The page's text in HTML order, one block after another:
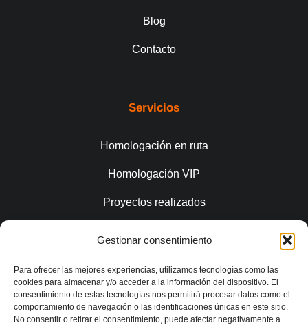
Gestionar consentimiento
Para ofrecer las mejores experiencias, utilizamos tecnologías como las
cookies para almacenar y/o acceder a la información del dispositivo. El
consentimiento de estas tecnologías nos permitirá procesar datos como el
comportamiento de navegación o las identificaciones únicas en este sitio.
No consentir o retirar el consentimiento, puede afectar negativamente a
Blog
Contacto
Servicios
Homologación en ruta
Homologación VIP
Proyectos realizados